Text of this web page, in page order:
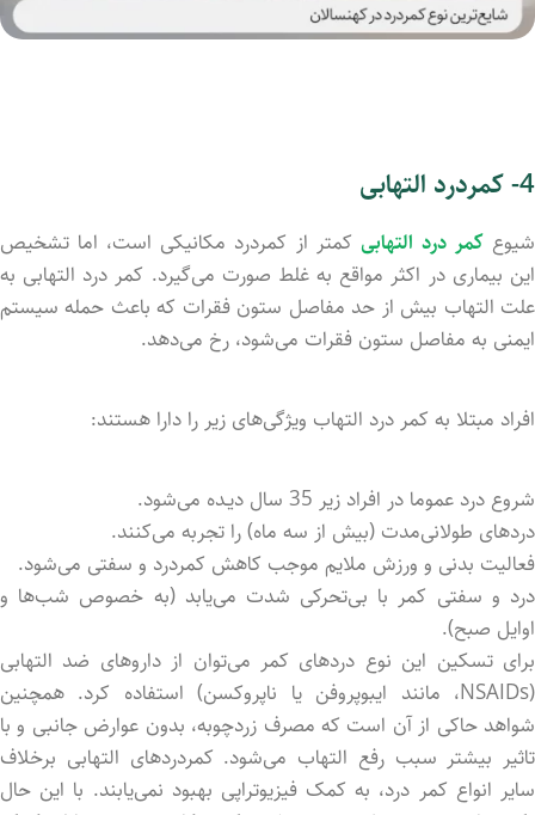
4- کمردرد التهابی
شیوع کمر درد التهابی کمتر از کمردرد مکانیکی است، اما تشخیص
این بیماری در اکثر مواقع به غلط صورت می‌گیرد. کمر درد التهابی به
علت التهاب بیش از حد مفاصل ستون فقرات که باعث حمله سیستم
ایمنی به مفاصل ستون فقرات می‌شود، رخ می‌دهد.
افراد مبتلا به کمر درد التهاب ویژگی‌های زیر را دارا هستند:
شروع درد عموما در افراد زیر 35 سال دیـده می‌شود.
دردهای طولانی‌مدت (بیش از سه ماه) را تجربه می‌کنند.
فعالیت بدنی و ورزش ملایم موجب کاهش کمردرد و سفتی می‌شود.
درد و سفتی کمر با بی‌تحرکی شدت می‌یابد (به خصوص شب‌ها و
اوایل صبح).
برای تسکین این نوع دردهای کمر می‌توان از داروهای ضد التهابی
(NSAIDs، مانند ایبوپروفن یا ناپروکسن) استفاده کرد. همچنین
شواهد حاکی از آن است که مصرف زردچوبه، بدون عوارض جانبی و با
تاثیر بیشتر سبب رفع التهاب می‌شود. کمردردهای التهابی برخلاف
سایر انواع کمر درد، به کمک فیزیوتراپی بهبود نمی‌یابند. با این حال